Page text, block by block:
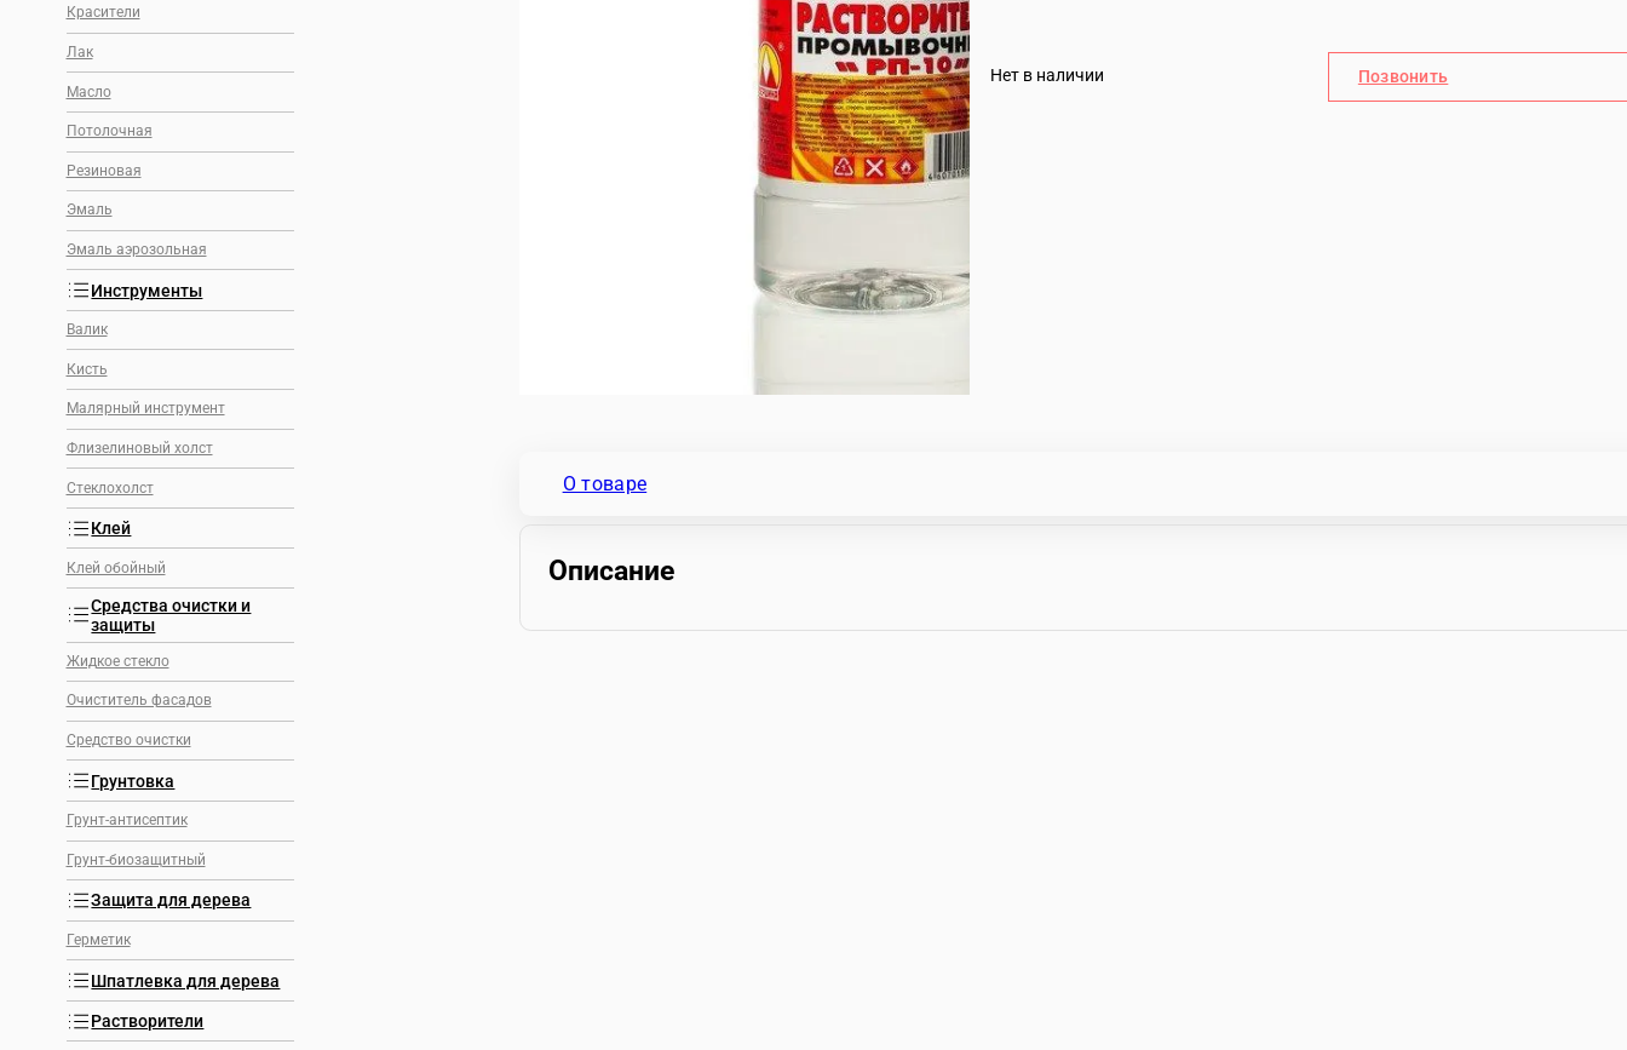
Красители
Лак
Масло
Потолочная
Резиновая
Эмаль
Эмаль аэрозольная
Инструменты
Валик
Кисть
Малярный инструмент
Флизелиновый холст
Стеклохолст
Клей
Клей обойный
Средства очистки и
защиты
Жидкое стекло
Очиститель фасадов
Средство очистки
Грунтовка
Грунт-антисептик
Грунт-биозащитный
Защита для дерева
Герметик
Шпатлевка для дерева
Растворители
Нет в наличии Позвонить
О товаре
Описание